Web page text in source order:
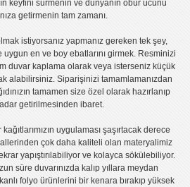
keyfini sürmenin ve dünyanın öbür ucunu
getirmenin tam zamanı.
istiyorsanız yapmanız gereken tek şey,
en ve boy ebatlarını girmek. Resminizi
duvar kaplamaolarak veya isterseniz küçük
alabilirsiniz. Siparişinizi tamamlamanızdan
nızın tamamen size özel olarak hazırlanıp
getirilmesinden ibaret.
uygulamasışaşırtacak derece
çok daha kaliteli olanmateryalimiz
yapıştırılabiliyor ve kolayca sökülebiliyor.
süre duvarınızda kalıp yıllara meydan
folyoürünlerini bir kenara bırakıp yüksek